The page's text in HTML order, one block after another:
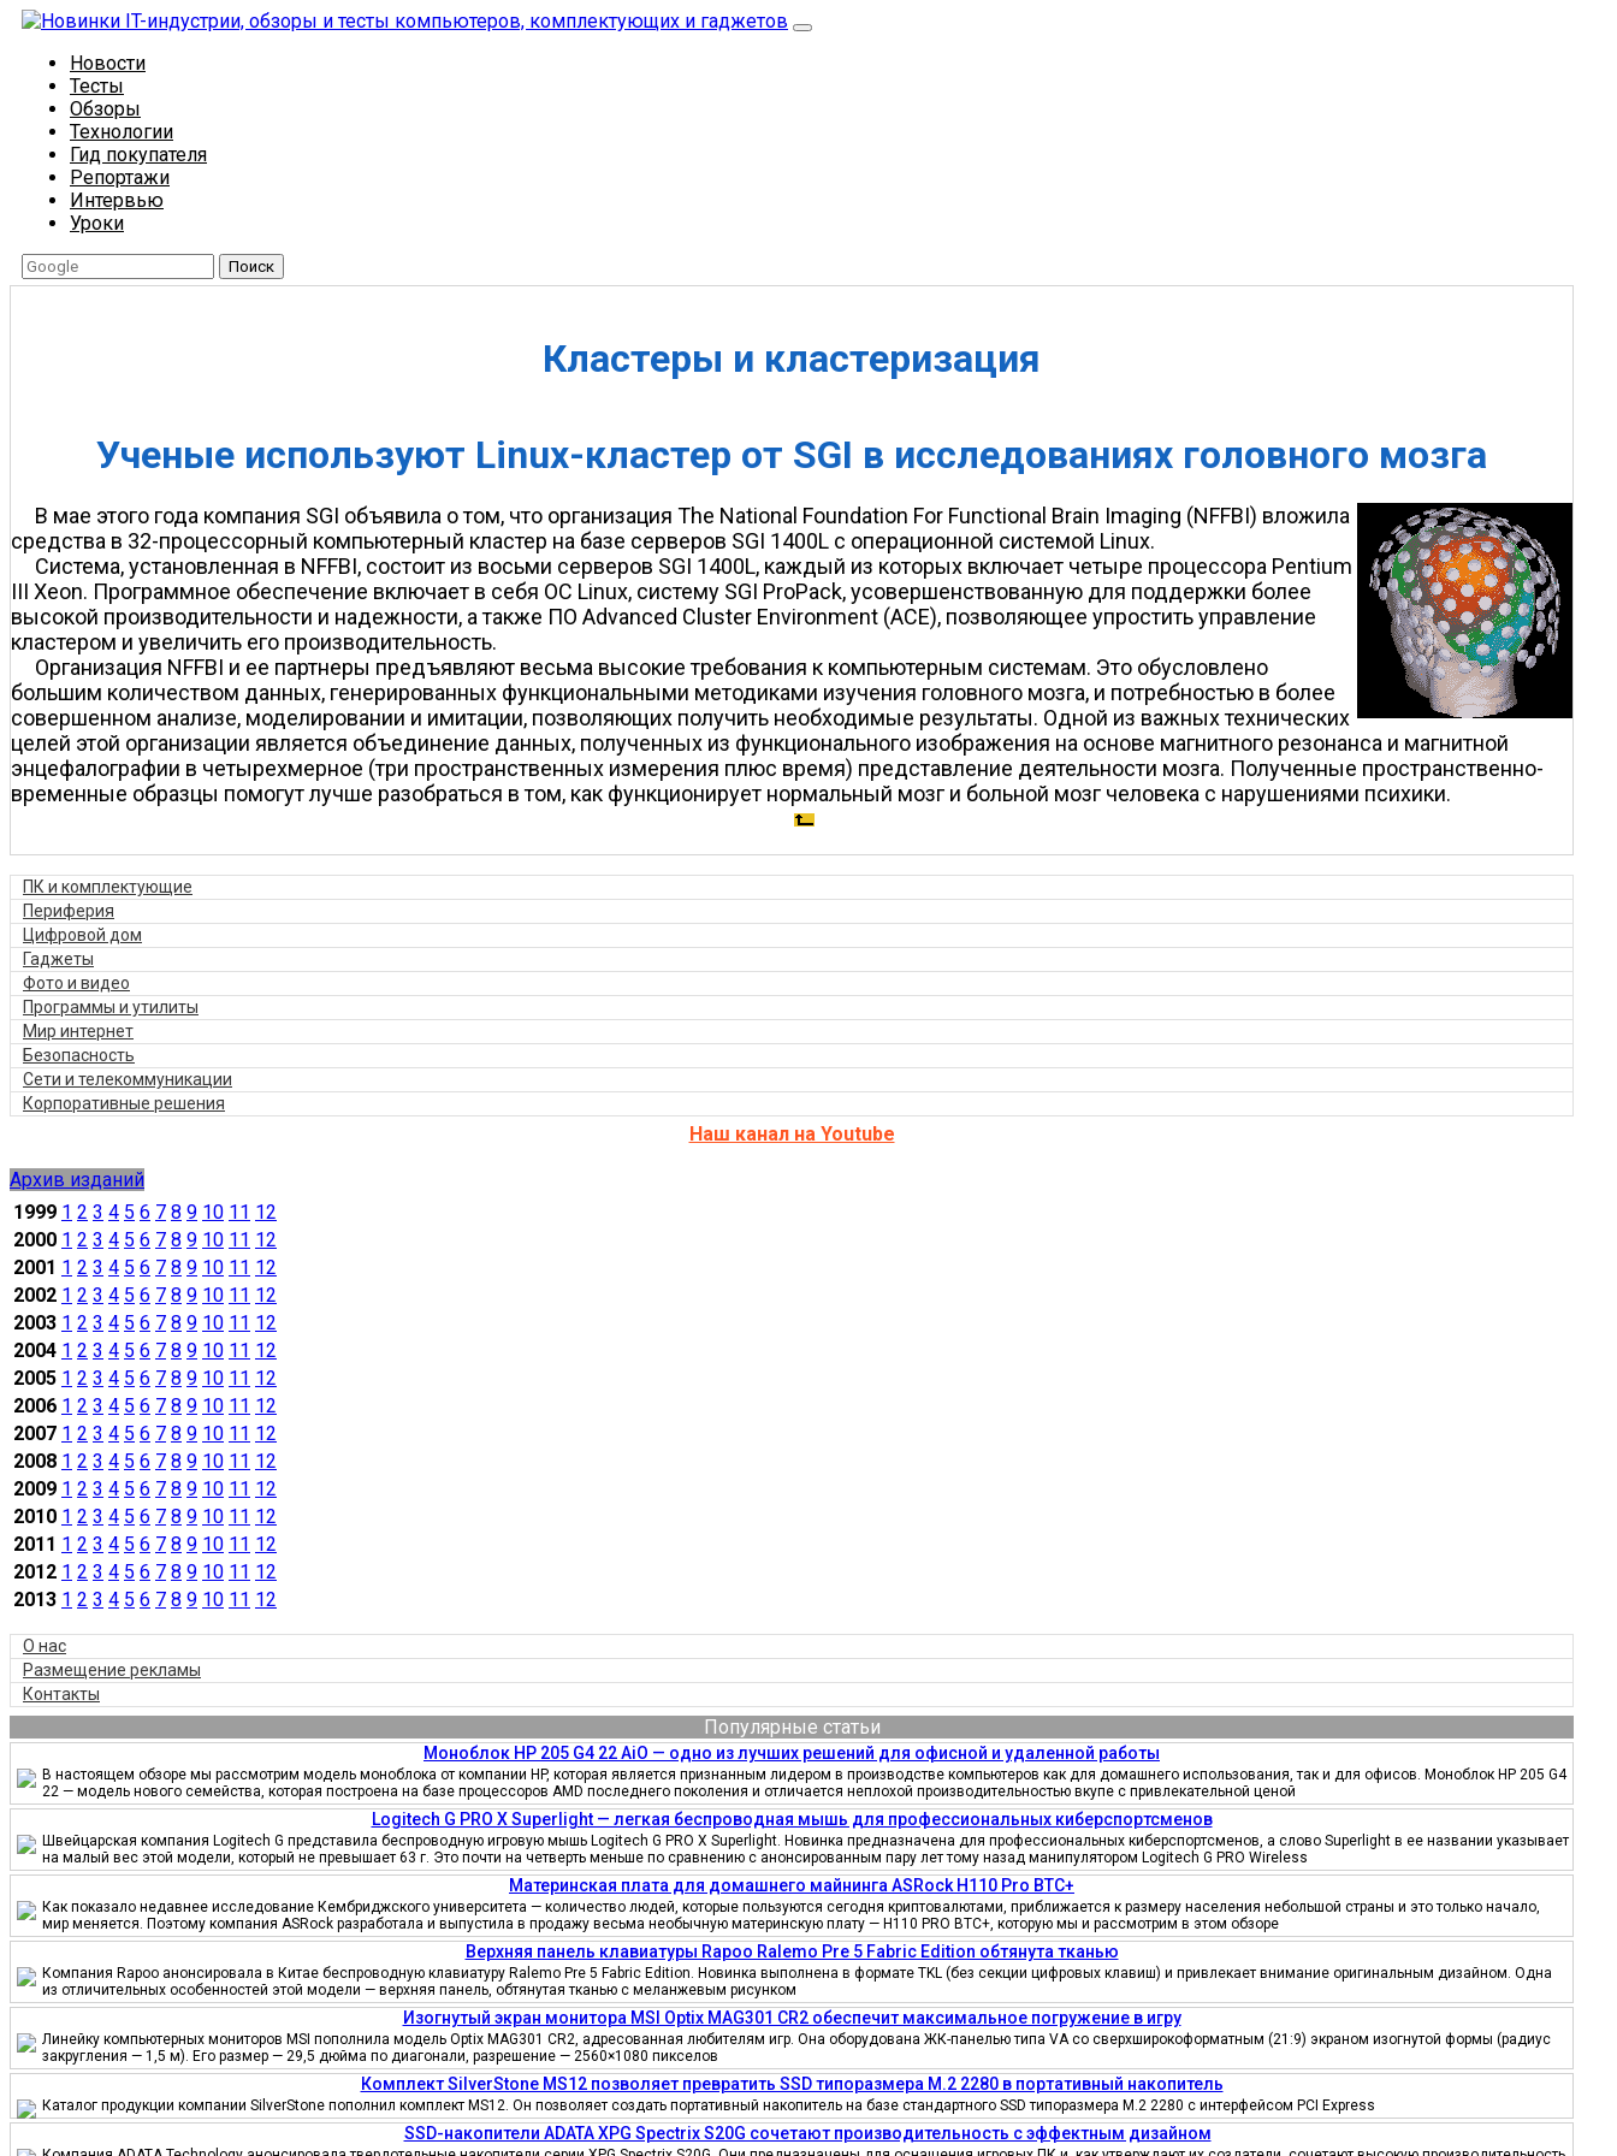
Новости
Тесты
Обзоры
Технологии
Гид покупателя
Репортажи
Интервью
Уроки
Поиск
Кластеры и кластеризация
Ученые используют Linux-кластер от SGI в исследованиях головного мозга
В мае этого года компания SGI объявила о том, что организация The National Foundation For Functional Brain Imaging (NFFBI) вложила
средства в 32-процессорный компьютерный кластер на базе серверов SGI 1400L с операционной системой Linux.
Система, установленная в NFFBI, состоит из восьми серверов SGI 1400L, каждый из которых включает четыре процессора Pentium
III Xeon. Программное обеспечение включает в себя ОС Linux, систему SGI ProPack, усовершенствованную для поддержки более
высокой производительности и надежности, а также ПО Advanced Cluster Environment (ACE), позволяющее упростить управление
кластером и увеличить его производительность.
Организация NFFBI и ее партнеры предъявляют весьма высокие требования к компьютерным системам. Это обусловлено
большим количеством данных, генерированных функциональными методиками изучения головного мозга, и потребностью в более
совершенном анализе, моделировании и имитации, позволяющих получить необходимые результаты. Одной из важных технических
целей этой организации является объединение данных, полученных из функционального изображения на основе магнитного резонанса и магнитной
энцефалографии в четырехмерное (три пространственных измерения плюс время) представление деятельности мозга. Полученные пространственно-
временные образцы помогут лучше разобраться в том, как функционирует нормальный мозг и больной мозг человека с нарушениями психики.
ПК и комплектующие
Периферия
Цифровой дом
Гаджеты
Фото и видео
Программы и утилиты
Мир интернет
Безопасность
Сети и телекоммуникации
Корпоративные решения
Наш канал на Youtube
Архив изданий
1999 1 2 3 4 5 6 7 8 9 10 11 12
2000 1 2 3 4 5 6 7 8 9 10 11 12
2001 1 2 3 4 5 6 7 8 9 10 11 12
2002 1 2 3 4 5 6 7 8 9 10 11 12
2003 1 2 3 4 5 6 7 8 9 10 11 12
2004 1 2 3 4 5 6 7 8 9 10 11 12
2005 1 2 3 4 5 6 7 8 9 10 11 12
2006 1 2 3 4 5 6 7 8 9 10 11 12
2007 1 2 3 4 5 6 7 8 9 10 11 12
2008 1 2 3 4 5 6 7 8 9 10 11 12
2009 1 2 3 4 5 6 7 8 9 10 11 12
2010 1 2 3 4 5 6 7 8 9 10 11 12
2011 1 2 3 4 5 6 7 8 9 10 11 12
2012 1 2 3 4 5 6 7 8 9 10 11 12
2013 1 2 3 4 5 6 7 8 9 10 11 12
О нас
Размещение рекламы
Контакты
Популярные статьи
Моноблок HP 205 G4 22 AiO — одно из лучших решений для офисной и удаленной работы
В настоящем обзоре мы рассмотрим модель моноблока от компании HP, которая является признанным лидером в производстве компьютеров как для домашнего использования, так и для офисов. Моноблок HP 205 G4
22 — модель нового семейства, которая построена на базе процессоров AMD последнего поколения и отличается неплохой производительностью вкупе с привлекательной ценой
Logitech G PRO X Superlight — легкая беспроводная мышь для профессиональных киберспортсменов
Швейцарская компания Logitech G представила беспроводную игровую мышь Logitech G PRO X Superlight. Новинка предназначена для профессиональных киберспортсменов, а слово Superlight в ее названии указывает
на малый вес этой модели, который не превышает 63 г. Это почти на четверть меньше по сравнению с анонсированным пару лет тому назад манипулятором Logitech G PRO Wireless
Материнская плата для домашнего майнинга ASRock H110 Pro BTC+
Как показало недавнее исследование Кембриджского университета — количество людей, которые пользуются сегодня криптовалютами, приближается к размеру населения небольшой страны и это только начало,
мир меняется. Поэтому компания ASRock разработала и выпустила в продажу весьма необычную материнскую плату — H110 PRO BTC+, которую мы и рассмотрим в этом обзоре
Верхняя панель клавиатуры Rapoo Ralemo Pre 5 Fabric Edition обтянута тканью
Компания Rapoo анонсировала в Китае беспроводную клавиатуру Ralemo Pre 5 Fabric Edition. Новинка выполнена в формате TKL (без секции цифровых клавиш) и привлекает внимание оригинальным дизайном. Одна
из отличительных особенностей этой модели — верхняя панель, обтянутая тканью с меланжевым рисунком
Изогнутый экран монитора MSI Optix MAG301 CR2 обеспечит максимальное погружение в игру
Линейку компьютерных мониторов MSI пополнила модель Optix MAG301 CR2, адресованная любителям игр. Она оборудована ЖК-панелью типа VA со сверхширокоформатным (21:9) экраном изогнутой формы (радиус
закругления — 1,5 м). Его размер — 29,5 дюйма по диагонали, разрешение — 2560×1080 пикселов
Комплект SilverStone MS12 позволяет превратить SSD типоразмера M.2 2280 в портативный накопитель
Каталог продукции компании SilverStone пополнил комплект MS12. Он позволяет создать портативный накопитель на базе стандартного SSD типоразмера M.2 2280 с интерфейсом PCI Express
SSD-накопители ADATA XPG Spectrix S20G сочетают производительность с эффектным дизайном